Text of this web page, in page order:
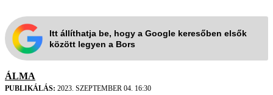
Itt állíthatja be, hogy a Google keresőben elsők
között legyen a Bors
ÁLMA
PUBLIKÁLÁS: 2023. SZEPTEMBER 04. 16:30